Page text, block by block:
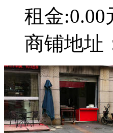
租金:0.00
商铺地址